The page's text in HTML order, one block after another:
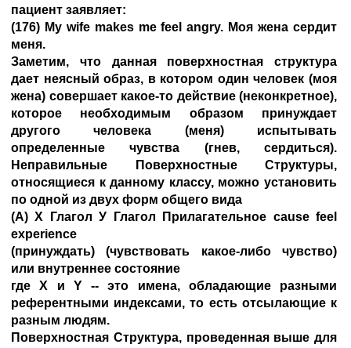
пациент заявляет:
(176) My wife makes me feel angry. Моя жена сердит
меня.
Заметим, что данная поверхностная структура
дает неясный образ, в котором один человек (моя
жена) совершает какое-то действие (неконкретное),
которое необходимым образом принуждает
другого человека (меня) испытывать
определенные чувства (гнев, сердиться).
Неправильные Поверхностные Структуры,
относящиеся к данному классу, можно установить
по одной из двух форм общего вида
(А) X Глагол У Глагол Прилагательное cause feel
experience
(принуждать) (чувствовать какое-либо чувство)
или внутреннее состояние
где X и Y -- это имена, обладающие разными
референтными индексами, то есть отсылающие к
разным людям.
Поверхностная Структура, проведенная выше для